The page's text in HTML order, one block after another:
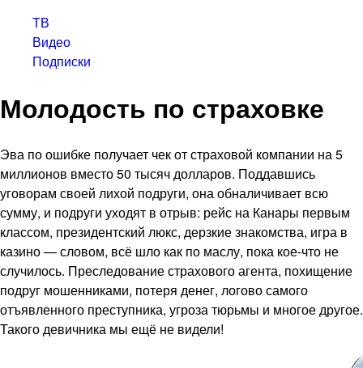
ТВ
Видео
Подписки
Молодость по страховке
Эва по ошибке получает чек от страховой компании на 5
миллионов вместо 50 тысяч долларов. Поддавшись
уговорам своей лихой подруги, она обналичивает всю
сумму, и подруги уходят в отрыв: рейс на Канары первым
классом, президентский люкс, дерзкие знакомства, игра в
казино — словом, всё шло как по маслу, пока кое-что не
случилось. Преследование страхового агента, похищение
подруг мошенниками, потеря денег, логово самого
отъявленного преступника, угроза тюрьмы и многое другое.
Такого девичника мы ещё не видели!